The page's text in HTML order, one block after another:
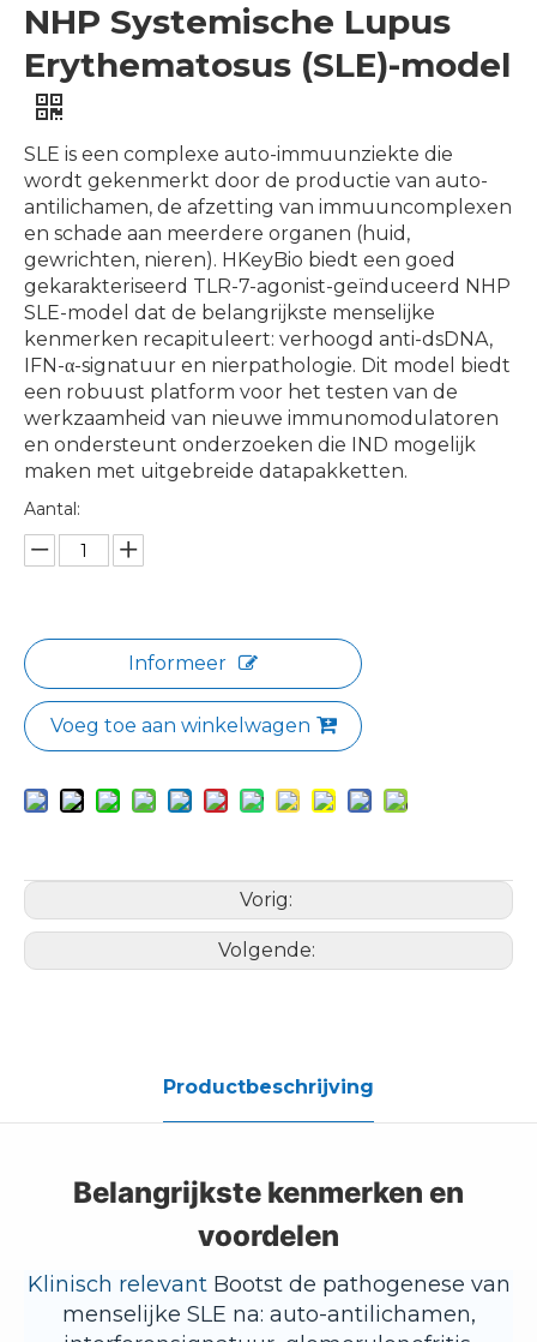
NHP Systemische Lupus
Erythematosus (SLE)-model
SLE is een complexe auto-immuunziekte die
wordt gekenmerkt door de productie van auto-
antilichamen, de afzetting van immuuncomplexen
en schade aan meerdere organen (huid,
gewrichten, nieren). HKeyBio biedt een goed
gekarakteriseerd TLR-7-agonist-geïnduceerd NHP
SLE-model dat de belangrijkste menselijke
kenmerken recapituleert: verhoogd anti-dsDNA,
IFN-α-signatuur en nierpathologie. Dit model biedt
een robuust platform voor het testen van de
werkzaamheid van nieuwe immunomodulatoren
en ondersteunt onderzoeken die IND mogelijk
maken met uitgebreide datapakketten.
Aantal:
Informeer
Voeg toe aan winkelwagen
Vorig:
Volgende:
Productbeschrijving
Belangrijkste kenmerken en
voordelen
Klinisch relevant Bootst de pathogenese van
menselijke SLE na: auto-antilichamen,